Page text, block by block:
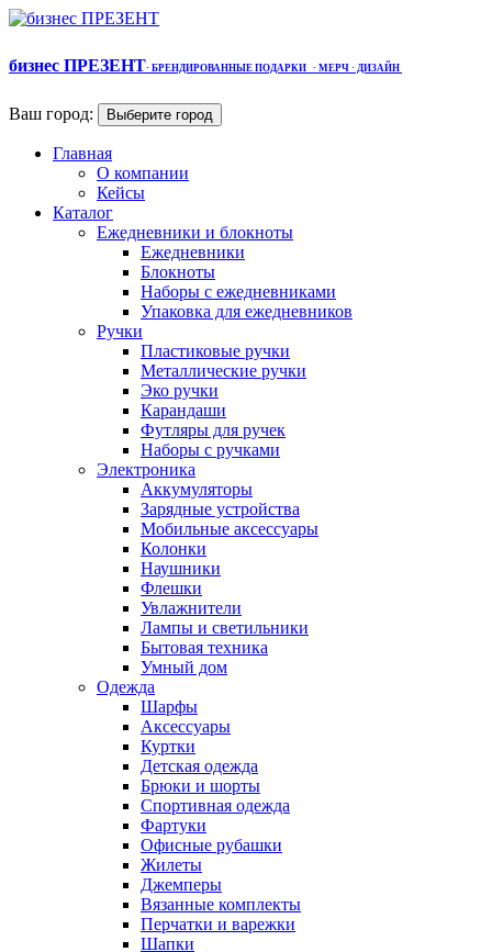
бизнес ПРЕЗЕНТ· БРЕНДИРОВАННЫЕ ПОДАРКИ · МЕРЧ · ДИЗАЙН
Ваш город: Выберите город
Главная
О компании
Кейсы
Каталог
Ежедневники и блокноты
Ежедневники
Блокноты
Наборы с ежедневниками
Упаковка для ежедневников
Ручки
Пластиковые ручки
Металлические ручки
Эко ручки
Карандаши
Футляры для ручек
Наборы с ручками
Электроника
Аккумуляторы
Зарядные устройства
Мобильные аксессуары
Колонки
Наушники
Флешки
Увлажнители
Лампы и светильники
Бытовая техника
Умный дом
Одежда
Шарфы
Аксессуары
Куртки
Детская одежда
Брюки и шорты
Спортивная одежда
Фартуки
Офисные рубашки
Жилеты
Джемперы
Вязанные комплекты
Перчатки и варежки
Шапки